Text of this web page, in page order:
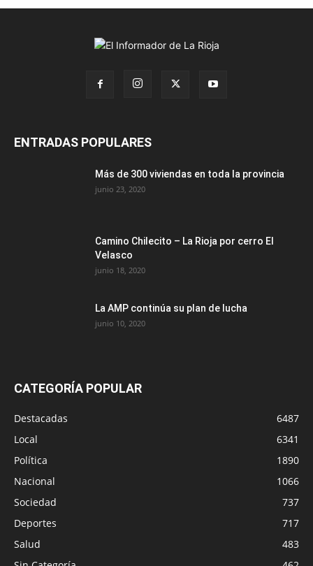
ENTRADAS POPULARES
Más de 300 viviendas en toda la provincia
junio 23, 2020
Camino Chilecito – La Rioja por cerro El
Velasco
junio 18, 2020
La AMP continúa su plan de lucha
junio 10, 2020
CATEGORÍA POPULAR
Destacadas
6487
Local
6341
Política
1890
Nacional
1066
Sociedad
737
Deportes
717
Salud
483